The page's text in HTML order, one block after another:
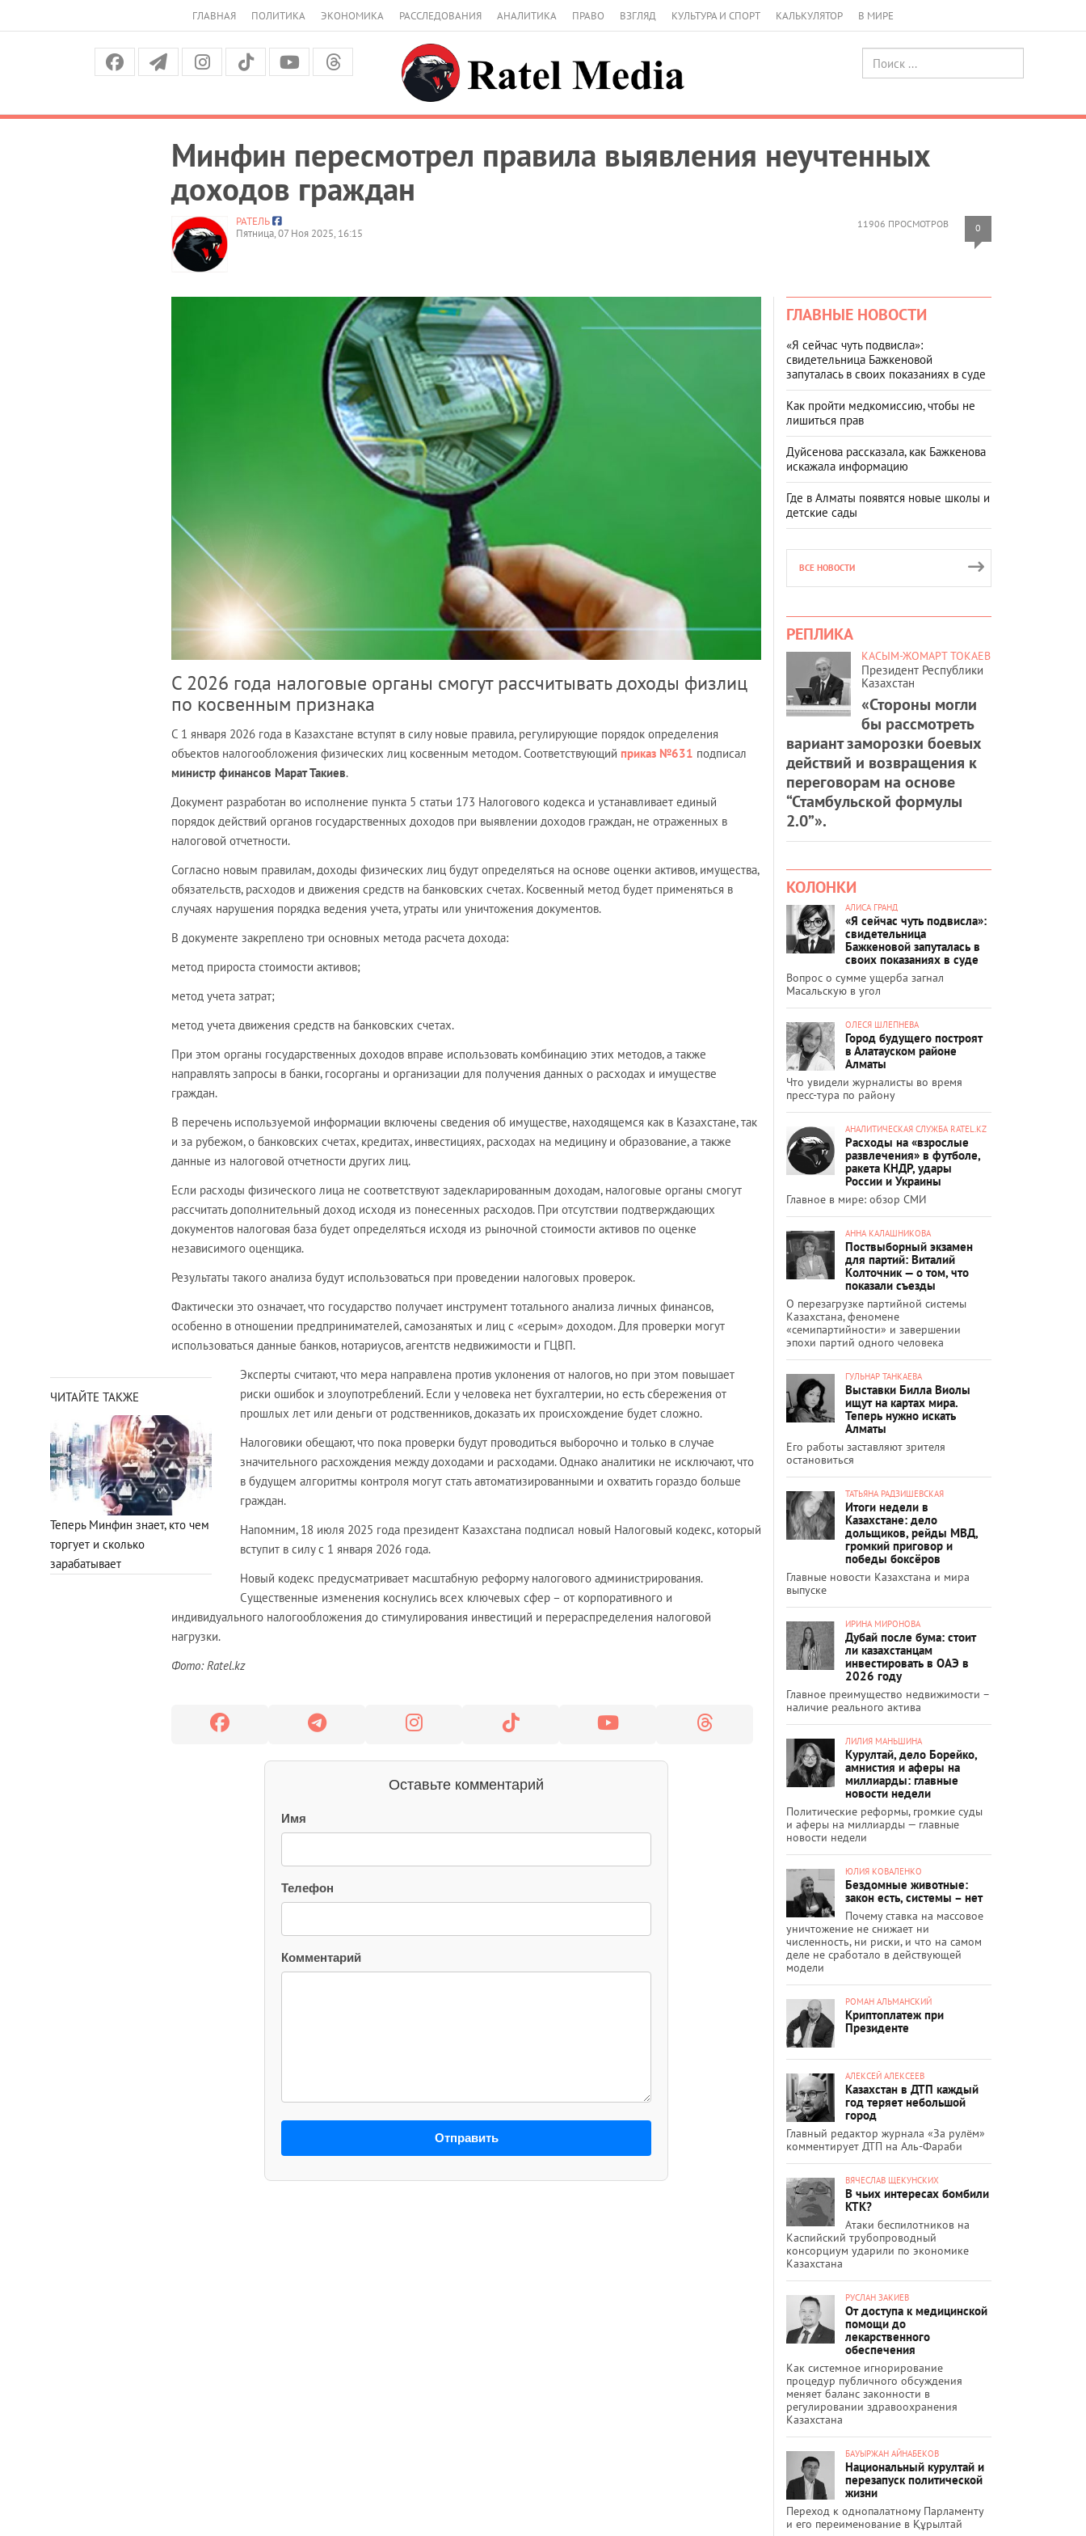
ГЛАВНАЯ ПОЛИТИКА ЭКОНОМИКА РАССЛЕДОВАНИЯ АНАЛИТИКА ПРАВО ВЗГЛЯД КУЛЬТУРА И СПОРТ КАЛЬКУЛЯТОР В МИРЕ
Минфин пересмотрел правила выявления неучтенных
доходов граждан
11906 ПРОСМОТРОВ 0
РАТЕЛЬ
Пятница, 07 Ноя 2025, 16:15
С 2026 года налоговые органы смогут рассчитывать доходы физлиц
по косвенным признака
С 1 января 2026 года в Казахстане вступят в силу новые правила, регулирующие порядок определения
объектов налогообложения физических лиц косвенным методом. Соответствующий приказ №631 подписал
министр финансов Марат Такиев.
Документ разработан во исполнение пункта 5 статьи 173 Налогового кодекса и устанавливает единый
порядок действий органов государственных доходов при выявлении доходов граждан, не отраженных в
налоговой отчетности.
Согласно новым правилам, доходы физических лиц будут определяться на основе оценки активов, имущества,
обязательств, расходов и движения средств на банковских счетах. Косвенный метод будет применяться в
случаях нарушения порядка ведения учета, утраты или уничтожения документов.
В документе закреплено три основных метода расчета дохода:
метод прироста стоимости активов;
метод учета затрат;
метод учета движения средств на банковских счетах.
При этом органы государственных доходов вправе использовать комбинацию этих методов, а также
направлять запросы в банки, госорганы и организации для получения данных о расходах и имуществе
граждан.
В перечень используемой информации включены сведения об имуществе, находящемся как в Казахстане, так
и за рубежом, о банковских счетах, кредитах, инвестициях, расходах на медицину и образование, а также
данные из налоговой отчетности других лиц.
Если расходы физического лица не соответствуют задекларированным доходам, налоговые органы смогут
рассчитать дополнительный доход исходя из понесенных расходов. При отсутствии подтверждающих
документов налоговая база будет определяться исходя из рыночной стоимости активов по оценке
независимого оценщика.
Результаты такого анализа будут использоваться при проведении налоговых проверок.
Фактически это означает, что государство получает инструмент тотального анализа личных финансов,
особенно в отношении предпринимателей, самозанятых и лиц с «серым» доходом. Для проверки могут
использоваться данные банков, нотариусов, агентств недвижимости и ГЦВП.
ЧИТАЙТЕ ТАКЖЕ
Теперь Минфин знает, кто чем
торгует и сколько
зарабатывает
Эксперты считают, что мера направлена против уклонения от налогов, но при этом повышает
риски ошибок и злоупотреблений. Если у человека нет бухгалтерии, но есть сбережения от
прошлых лет или деньги от родственников, доказать их происхождение будет сложно.
Налоговики обещают, что пока проверки будут проводиться выборочно и только в случае
значительного расхождения между доходами и расходами. Однако аналитики не исключают, что
в будущем алгоритмы контроля могут стать автоматизированными и охватить гораздо больше
граждан.
Напомним, 18 июля 2025 года президент Казахстана подписал новый Налоговый кодекс, который
вступит в силу с 1 января 2026 года.
Новый кодекс предусматривает масштабную реформу налогового администрирования.
Существенные изменения коснулись всех ключевых сфер – от корпоративного и
индивидуального налогообложения до стимулирования инвестиций и перераспределения налоговой
нагрузки.
Фото: Ratel.kz
Оставьте комментарий
Имя
Телефон
Комментарий
Отправить
ГЛАВНЫЕ НОВОСТИ
«Я сейчас чуть подвисла»:
свидетельница Бажкеновой
запуталась в своих показаниях в суде
Как пройти медкомиссию, чтобы не
лишиться прав
Дуйсенова рассказала, как Бажкенова
искажала информацию
Где в Алматы появятся новые школы и
детские сады
ВСЕ НОВОСТИ
РЕПЛИКА
КАСЫМ-ЖОМАРТ ТОКАЕВ
Президент Республики
Казахстан
«Стороны могли
бы рассмотреть
вариант заморозки боевых
действий и возвращения к
переговорам на основе
“Стамбульской формулы
2.0”».
КОЛОНКИ
АЛИСА ГРАНД
«Я сейчас чуть подвисла»:
свидетельница
Бажкеновой запуталась в
своих показаниях в суде
Вопрос о сумме ущерба загнал
Масальскую в угол
ОЛЕСЯ ШЛЕПНЕВА
Город будущего построят
в Алатауском районе
Алматы
Что увидели журналисты во время
пресс-тура по району
АНАЛИТИЧЕСКАЯ СЛУЖБА RATEL.KZ
Расходы на «взрослые
развлечения» в футболе,
ракета КНДР, удары
России и Украины
Главное в мире: обзор СМИ
АННА КАЛАШНИКОВА
Поствыборный экзамен
для партий: Виталий
Колточник — о том, что
показали съезды
О перезагрузке партийной системы
Казахстана, феномене
«семипартийности» и завершении
эпохи партий одного человека
ГУЛЬНАР ТАНКАЕВА
Выставки Билла Виолы
ищут на картах мира.
Теперь нужно искать
Алматы
Его работы заставляют зрителя
остановиться
ТАТЬЯНА РАДЗИШЕВСКАЯ
Итоги недели в
Казахстане: дело
дольщиков, рейды МВД,
громкий приговор и
победы боксёров
Главные новости Казахстана и мира
выпуске
ИРИНА МИРОНОВА
Дубай после бума: стоит
ли казахстанцам
инвестировать в ОАЭ в
2026 году
Главное преимущество недвижимости –
наличие реального актива
ЛИЛИЯ МАНЬШИНА
Курултай, дело Борейко,
амнистия и аферы на
миллиарды: главные
новости недели
Политические реформы, громкие суды
и аферы на миллиарды — главные
новости недели
ЮЛИЯ КОВАЛЕНКО
Бездомные животные:
закон есть, системы – нет
Почему ставка на массовое
уничтожение не снижает ни
численность, ни риски, и что на самом
деле не сработало в действующей
модели
РОМАН АЛЬМАНСКИЙ
Криптоплатеж при
Президенте
АЛЕКСЕЙ АЛЕКСЕЕВ
Казахстан в ДТП каждый
год теряет небольшой
город
Главный редактор журнала «За рулём»
комментирует ДТП на Аль-Фараби
ВЯЧЕСЛАВ ЩЕКУНСКИХ
В чьих интересах бомбили
КТК?
Атаки беспилотников на
Каспийский трубопроводный
консорциум ударили по экономике
Казахстана
РУСЛАН ЗАКИЕВ
От доступа к медицинской
помощи до
лекарственного
обеспечения
Как системное игнорирование
процедур публичного обсуждения
меняет баланс законности в
регулировании здравоохранения
Казахстана
БАУЫРЖАН АЙНАБЕКОВ
Национальный курултай и
перезапуск политической
жизни
Переход к однопалатному Парламенту
и его переименование в Құрылтай